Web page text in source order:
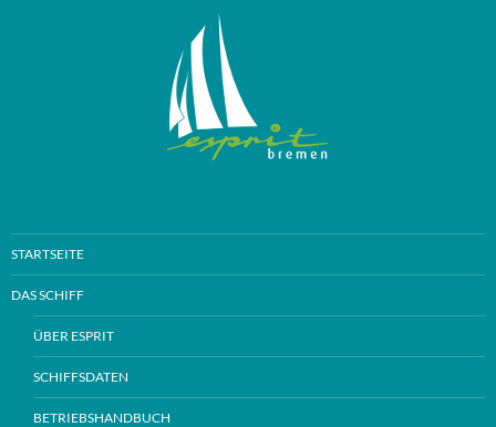
STARTSEITE
DAS SCHIFF
ÜBER ESPRIT
SCHIFFSDATEN
BETRIEBSHANDBUCH